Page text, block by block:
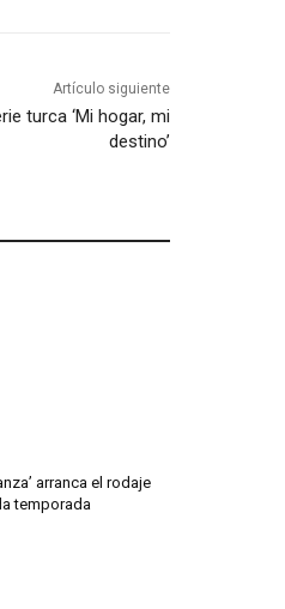
Artículo siguiente
turca ‘Mi hogar, mi
destino’
arranca el rodaje
temporada